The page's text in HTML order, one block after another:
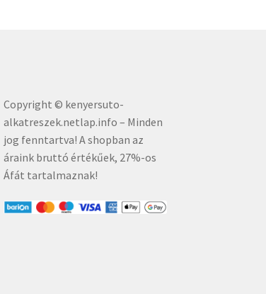
Copyright © kenyersuto-
alkatreszek.netlap.info – Minden
jog fenntartva! A shopban az
áraink bruttó értékűek, 27%-os
Áfát tartalmaznak!